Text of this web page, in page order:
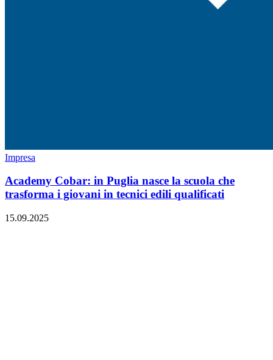
Impresa
Academy Cobar: in Puglia nasce la scuola che
trasforma i giovani in tecnici edili qualificati
15.09.2025